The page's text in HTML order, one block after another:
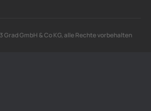
GmbH & Co KG, alle Rechte vorbehalten